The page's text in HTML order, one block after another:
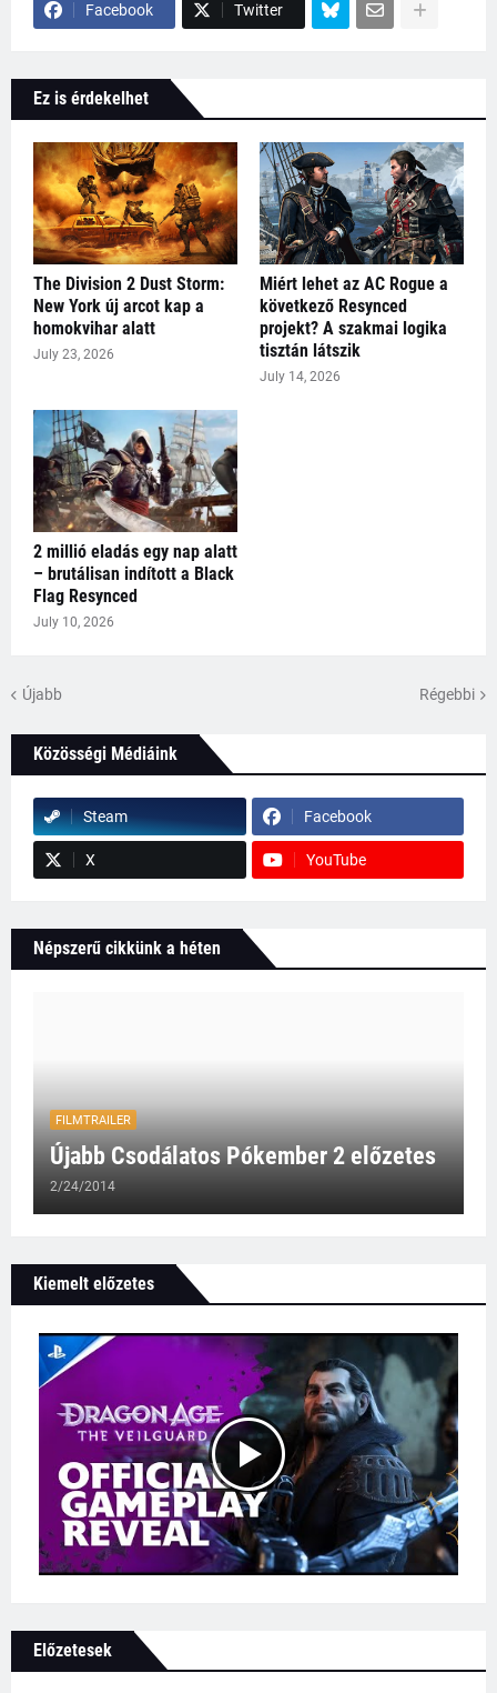
Facebook Twitter
Ez is érdekelhet
The Division 2 Dust Storm:
New York új arcot kap a
homokvihar alatt
July 23, 2026
Miért lehet az AC Rogue a
következő Resynced
projekt? A szakmai logika
tisztán látszik
July 14, 2026
2 millió eladás egy nap alatt
– brutálisan indított a Black
Flag Resynced
July 10, 2026
Újabb Régebbi
Közösségi Médiáink
Steam Facebook
X YouTube
Népszerű cikkünk a héten
FILMTRAILER
Újabb Csodálatos Pókember 2 előzetes
2/24/2014
Kiemelt előzetes
Előzetesek